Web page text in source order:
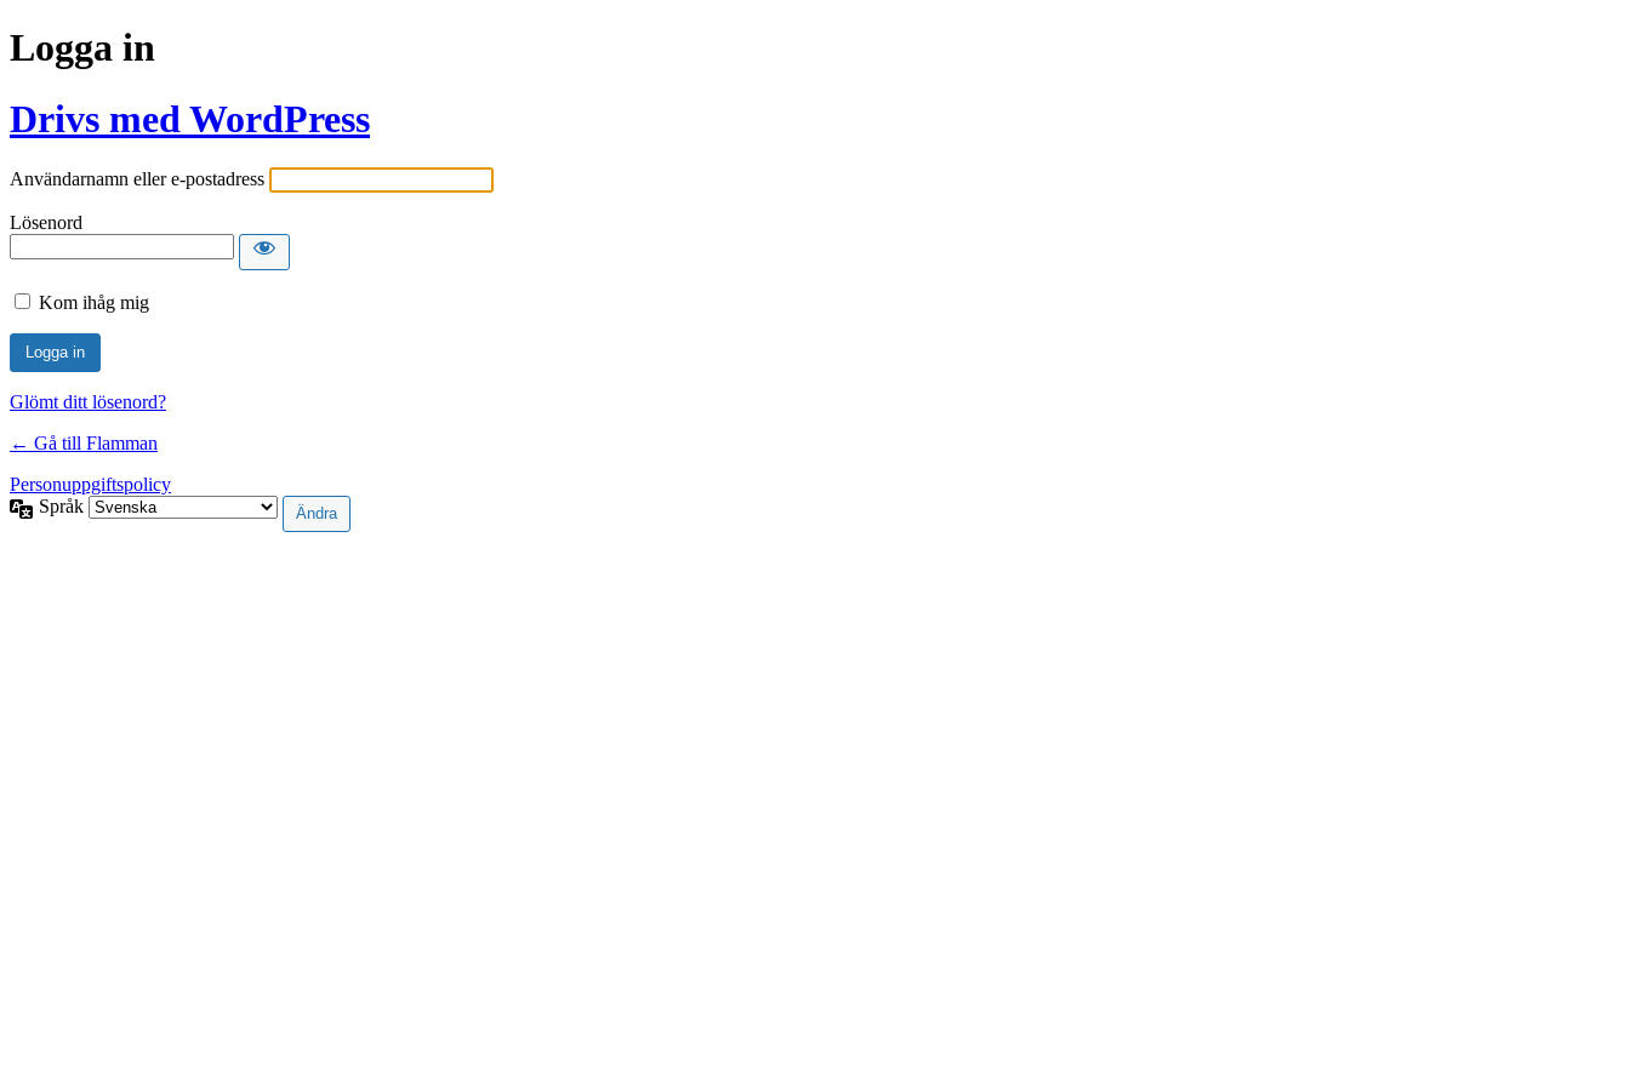
Logga in
Drivs med WordPress
Användarnamn eller e-postadress
Lösenord
Kom ihåg mig
Glömt ditt lösenord?
← Gå till Flamman
Personuppgiftspolicy
Språk